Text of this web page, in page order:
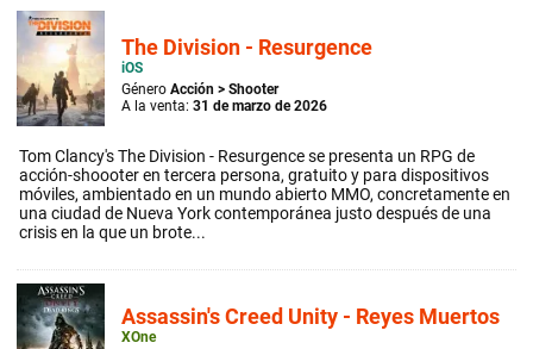
The Division - Resurgence
iOS
Género Acción > Shooter
A la venta: 31 de marzo de 2026
Tom Clancy's The Division - Resurgence se presenta un RPG de
acción-shoooter en tercera persona, gratuito y para dispositivos
móviles, ambientado en un mundo abierto MMO, concretamente en
una ciudad de Nueva York contemporánea justo después de una
crisis en la que un brote...
Assassin's Creed Unity - Reyes Muertos
XOne